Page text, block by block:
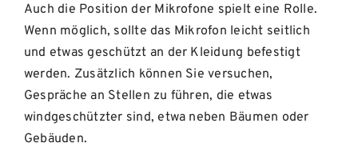
Auch die Position der Mikrofone spielt eine Rolle.
Wenn möglich, sollte das Mikrofon leicht seitlich
und etwas geschützt an der Kleidung befestigt
werden. Zusätzlich können Sie versuchen,
Gespräche an Stellen zu führen, die etwas
windgeschützter sind, etwa neben Bäumen oder
Gebäuden.